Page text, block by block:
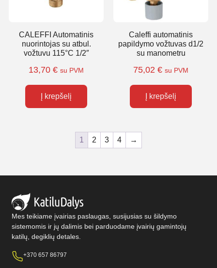
CALEFFI Automatinis
nuorintojas su atbul.
vožtuvu 115°C 1/2″
13,70 € su PVM
Į krepšelį
Caleffi automatinis
papildymo vožtuvas d1/2
su manometru
75,02 € su PVM
Į krepšelį
1 2 3 4 →
Mes teikiame įvairias paslaugas, susijusias su šildymo
sistemomis ir jų dalimis bei parduodame įvairių gamintojų
katilų, degiklių detales.
+370 657 86797